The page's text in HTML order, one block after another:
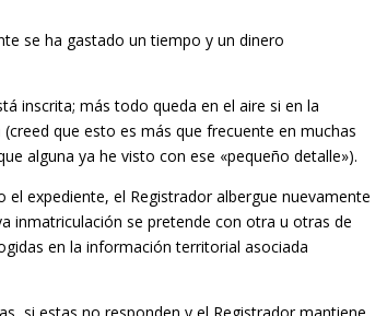
se ha gastado un tiempo y un dinero
inscrita; más todo queda en el aire si en la
que esto es más que frecuente en muchas
alguna ya he visto con ese «pequeño detalle»).
expediente, el Registrador albergue nuevamente
inmatriculación se pretende con otra u otras de
en la información territorial asociada